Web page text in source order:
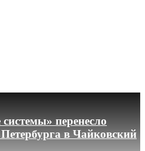
перенесло
в Чайковский